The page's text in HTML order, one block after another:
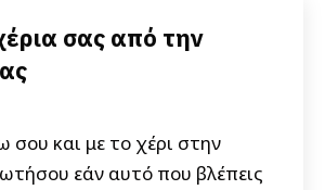
σας από την
σου και με το χέρι στην
εάν αυτό που βλέπεις